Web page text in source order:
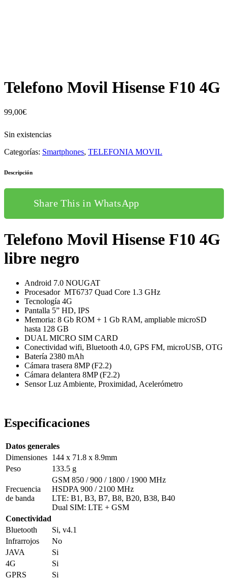
Telefono Movil Hisense F10 4G
99,00€
Sin existencias
Categorías: Smartphones, TELEFONIA MOVIL
Descripción
Share This in WhatsApp
Telefono Movil Hisense F10 4G
libre negro
Android 7.0 NOUGAT
Procesador MT6737 Quad Core 1.3 GHz
Tecnología 4G
Pantalla 5” HD, IPS
Memoria: 8 Gb ROM + 1 Gb RAM, ampliable microSD
hasta 128 GB
DUAL MICRO SIM CARD
Conectividad wifi, Bluetooth 4.0, GPS FM, microUSB, OTG
Batería 2380 mAh
Cámara trasera 8MP (F2.2)
Cámara delantera 8MP (F2.2)
Sensor Luz Ambiente, Proximidad, Acelerómetro
Especificaciones
Datos generales
Dimensiones 144 x 71.8 x 8.9mm
Peso
133.5 g
Frecuencia
de banda
GSM 850 / 900 / 1800 / 1900 MHz
HSDPA 900 / 2100 MHz
LTE: B1, B3, B7, B8, B20, B38, B40
Dual SIM: LTE + GSM
Conectividad
Bluetooth
Si, v4.1
Infrarrojos
No
JAVA
Si
4G
Si
GPRS
Si